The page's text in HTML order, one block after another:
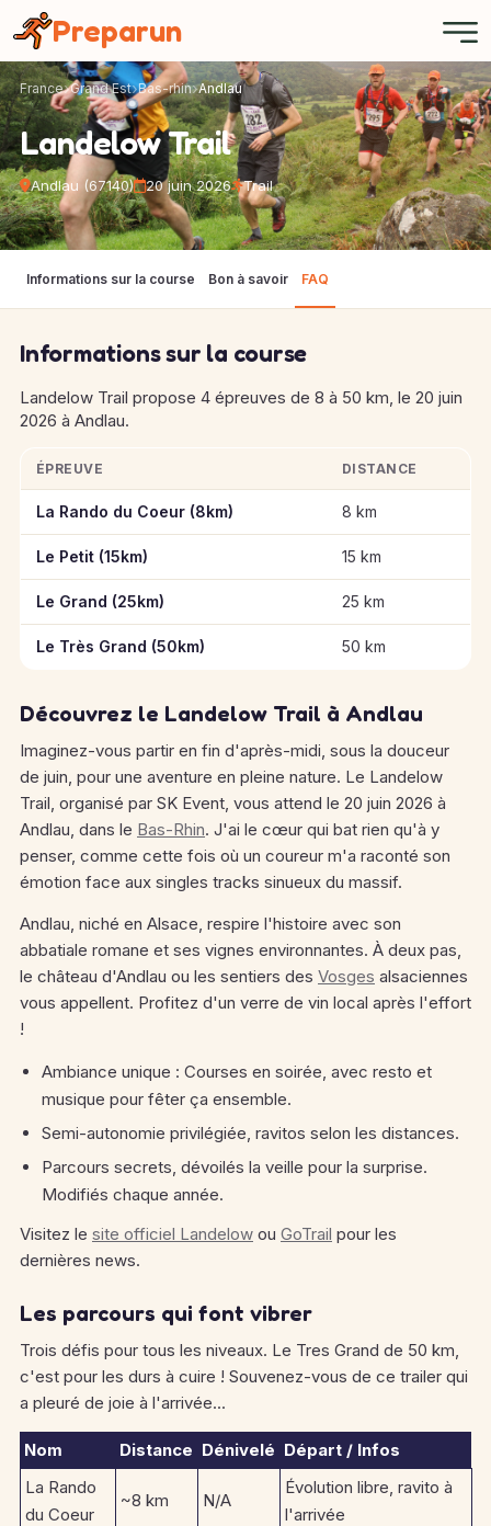
Preparun
France Grand Est Bas-rhin Andlau
Landelow Trail
Andlau (67140) 20 juin 2026 Trail
Informations sur la course Bon à savoir FAQ
Informations sur la course
Landelow Trail propose 4 épreuves de 8 à 50 km, le 20 juin
2026 à Andlau.
Informations clés des épreuves de Landelow Trail
ÉPREUVE DISTANCE
La Rando du Coeur (8km) 8 km
Le Petit (15km) 15 km
Le Grand (25km) 25 km
Le Très Grand (50km) 50 km
Découvrez le Landelow Trail à Andlau
Imaginez-vous partir en fin d'après-midi, sous la douceur
de juin, pour une aventure en pleine nature. Le Landelow
Trail, organisé par SK Event, vous attend le 20 juin 2026 à
Andlau, dans le Bas-Rhin. J'ai le cœur qui bat rien qu'à y
penser, comme cette fois où un coureur m'a raconté son
émotion face aux singles tracks sinueux du massif.
Andlau, niché en Alsace, respire l'histoire avec son
abbatiale romane et ses vignes environnantes. À deux pas,
le château d'Andlau ou les sentiers des Vosges alsaciennes
vous appellent. Profitez d'un verre de vin local après l'effort
!
Ambiance unique : Courses en soirée, avec resto et
musique pour fêter ça ensemble.
Semi-autonomie privilégiée, ravitos selon les distances.
Parcours secrets, dévoilés la veille pour la surprise.
Modifiés chaque année.
Visitez le site officiel Landelow ou GoTrail pour les
dernières news.
Les parcours qui font vibrer
Trois défis pour tous les niveaux. Le Tres Grand de 50 km,
c'est pour les durs à cuire ! Souvenez-vous de ce trailer qui
a pleuré de joie à l'arrivée...
Nom Distance Dénivelé Départ / Infos
La Rando
du Coeur
~8 km N/A
Évolution libre, ravito à
l'arrivée
Panneau de gestion des cookies